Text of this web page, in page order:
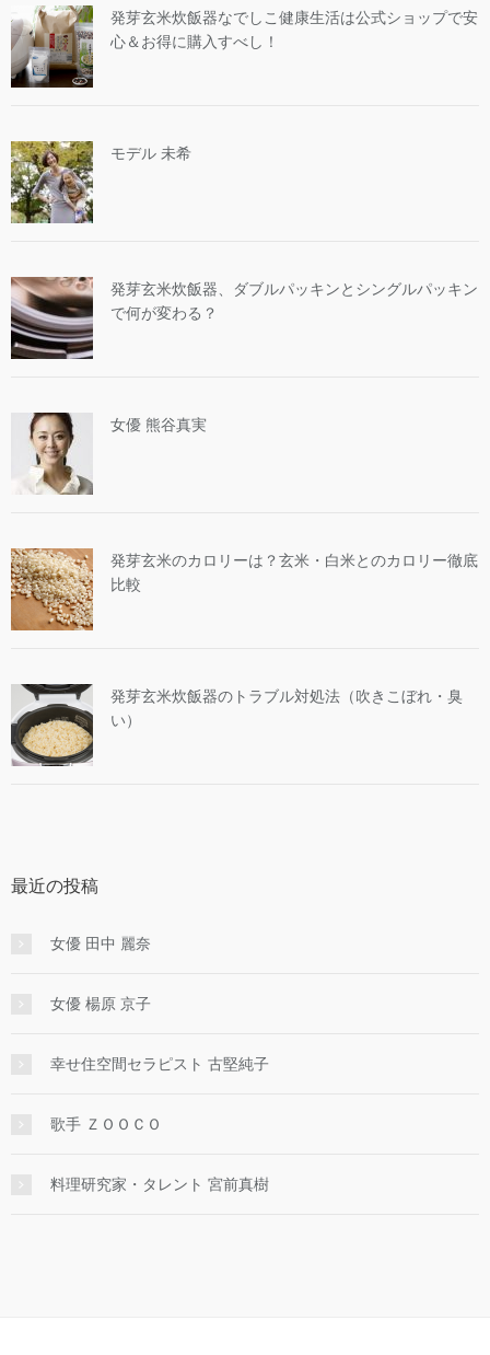
発芽玄米炊飯器なでしこ健康生活は公式ショップで安
心＆お得に購入すべし！
モデル 未希
発芽玄米炊飯器、ダブルパッキンとシングルパッキン
で何が変わる？
女優 熊谷真実
発芽玄米のカロリーは？玄米・白米とのカロリー徹底
比較
発芽玄米炊飯器のトラブル対処法（吹きこぼれ・臭
い）
最近の投稿
女優 田中 麗奈
女優 楊原 京子
幸せ住空間セラピスト 古堅純子
歌手 ＺＯＯＣＯ
料理研究家・タレント 宮前真樹